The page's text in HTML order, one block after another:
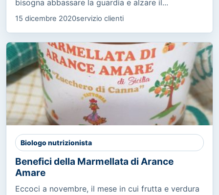
bisogna abbassare la guardia e alzare il...
15 dicembre 2020servizio clienti
Biologo nutrizionista
Benefici della Marmellata di Arance
Amare
Eccoci a novembre, il mese in cui frutta e verdura